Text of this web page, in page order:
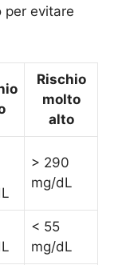
per evitare
Rischio
molto
alto
> 290
mg/dL
< 55
mg/dL